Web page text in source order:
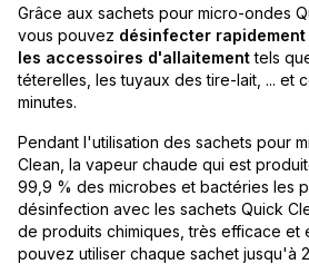
Grâce aux sachets pour micro-ondes
vous pouvez désinfecter
les accessoires d'allaitementtels
téterelles, les tuyaux des tire-lait, ... et
minutes.
Pendant l'utilisation des sachets pour
Clean, la vapeur chaude qui est
99,9 % des microbes et bactéries les
désinfection avec les sachets Quick
de produits chimiques, très efficace et
pouvez utiliser chaque sachet jusqu'à